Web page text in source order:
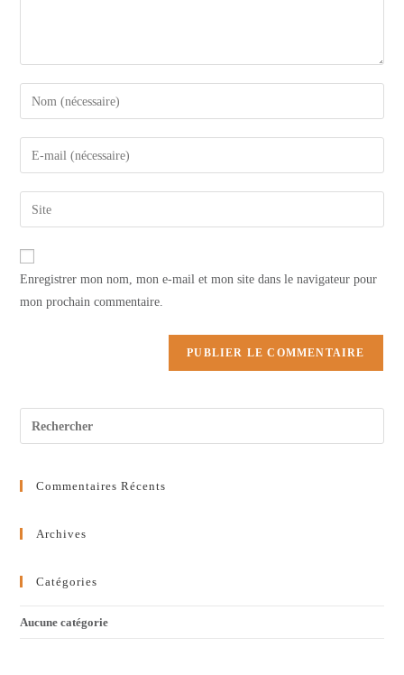
Enter
your
name
comment
Enter
your
email
address
comment
Saisir
l’URL
de
Enregistrer mon nom, mon e-mail et mon site dans le navigateur pour
mon prochain commentaire.
Commentaires Récents
Archives
Catégories
Aucune catégorie